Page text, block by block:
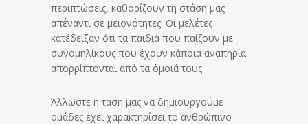
περιπτώσεις, καθορίζουν τη στάση μας
απέναντι σε μειονότητες. Οι μελέτες
κατέδειξαν ότι τα παιδιά που παίζουν με
συνομηλίκους που έχουν κάποια αναπηρία
απορρίπτονται από τα όμοιά τους.
Άλλωστε η τάση μας να δημιουργούμε
ομάδες έχει χαρακτηρίσει το ανθρώπινο